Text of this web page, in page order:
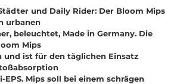
und Daily Rider: Der Bloom Mips
urbanen
beleuchtet, Made in Germany. Die
Mips
und ist für den täglichen Einsatz
Mips soll bei einem schrägen